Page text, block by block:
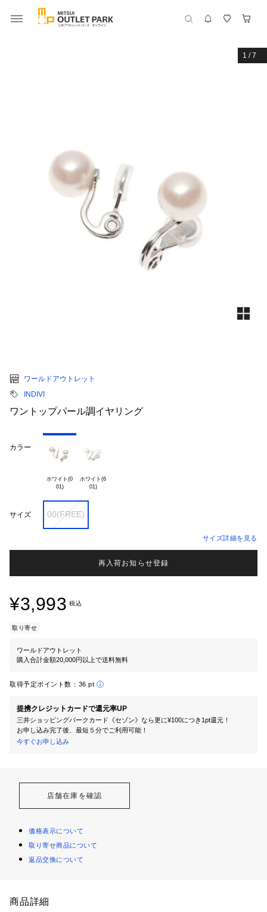
1 /7
ワールドアウトレット
INDIVI
ワントップパール調イヤリング
カラー
ホワイト(0
01)
ホワイト(6
01)
サイズ 00(FREE)
サイズ詳細を見る
再入荷お知らせ登録
¥3,993 税込
取り寄せ
ワールドアウトレット
購入合計金額20,000円以上で送料無料
取得予定ポイント数： 36 pt
提携クレジットカードで還元率UP
三井ショッピングパークカード《セゾン》なら更に¥100につき1pt還元！
お申し込み完了後、最短５分でご利用可能！
今すぐお申し込み
店舗在庫を確認
価格表示について
取り寄せ商品について
返品交換について
商品詳細